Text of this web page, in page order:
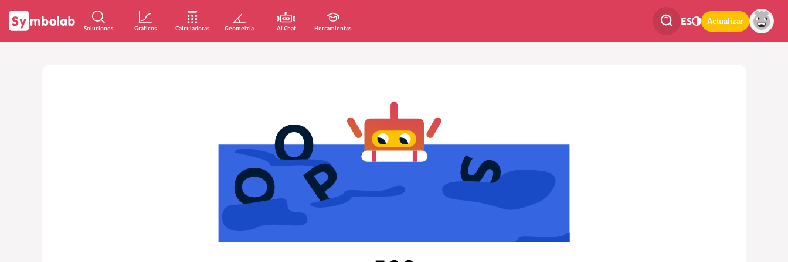
Soluciones Gráficos Calculadoras Geometría AI Chat Herramientas
ES Actualizar